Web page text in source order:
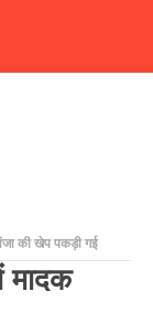
की खेप पकड़ी गई
मादक